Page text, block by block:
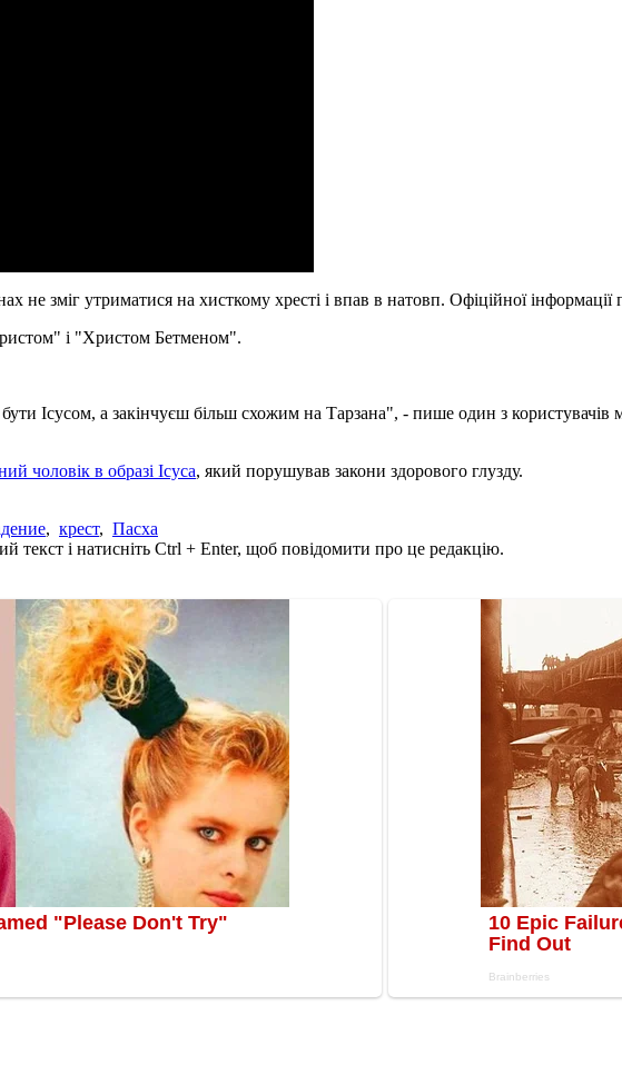
не зміг утриматися на хисткому хресті і впав в натовп. Офіційної
і "Христом Бетменом".
Ісусом, а закінчуєш більш схожим на Тарзана", - пише один з користувачів
чоловік в образі Ісуса, який порушував закони здорового глузду.
, крест, Пасха
текст і натисніть Ctrl + Enter, щоб повідомити про це редакцію.